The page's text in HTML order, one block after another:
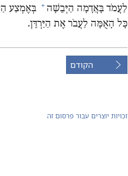
לַעֲמֹד בָּאֲדָמָה הַיְּבֵשָׁה + בְּאֶמְצַע
כָּל הָאֻמָּה לַעֲבֹר אֶת הַיַּרְדֵּן.‏
הקודם
זכויות יוצרים עבור פרסום זה